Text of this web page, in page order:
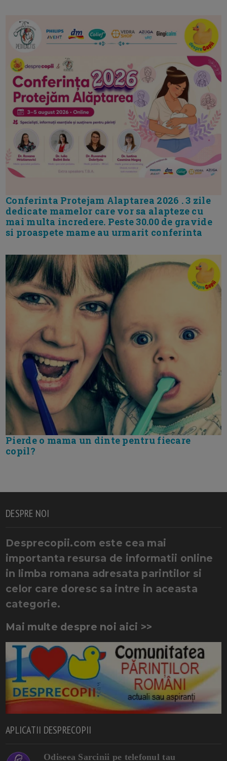
Conferinta Protejam Alaptarea 2026 . 3 zile
dedicate mamelor care vor sa alapteze cu
mai multa incredere. Peste 30.00 de gravide
si proaspete mame au urmarit conferinta
Pierde o mama un dinte pentru fiecare
copil?
DESPRE NOI
Desprecopii.com este cea mai
importanta resursa de informatii online
in limba romana adresata parintilor si
celor care doresc sa intre in aceasta
categorie.
Mai multe despre noi aici >>
APLICATII DESPRECOPII
Odiseea Sarcinii pe telefonul tau